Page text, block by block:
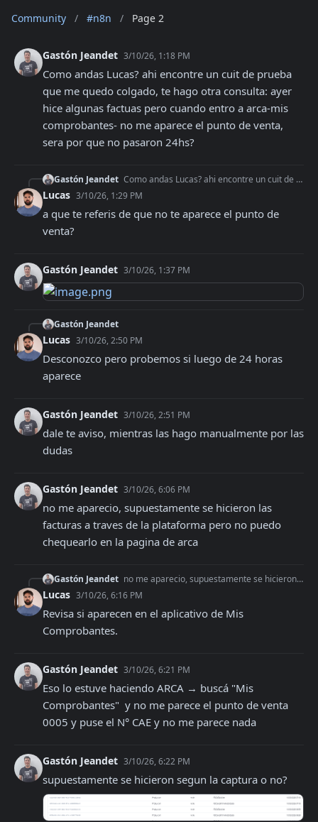
Community / #n8n / Page 2
Gastón Jeandet 3/10/26, 1:18 PM
Como andas Lucas? ahi encontre un cuit de prueba
que me quedo colgado, te hago otra consulta: ayer
hice algunas factuas pero cuando entro a arca-mis
comprobantes- no me aparece el punto de venta,
sera por que no pasaron 24hs?
Gastón Jeandet Como andas Lucas? ahi encontre un cuit de prueba que me quedo colgado, te hago otra consulta: ayer hice algunas factuas pero cuando entro a arca-mis comprobante
Lucas 3/10/26, 1:29 PM
a que te referis de que no te aparece el punto de
venta?
Gastón Jeandet 3/10/26, 1:37 PM
Gastón Jeandet
Lucas 3/10/26, 2:50 PM
Desconozco pero probemos si luego de 24 horas
aparece
Gastón Jeandet 3/10/26, 2:51 PM
dale te aviso, mientras las hago manualmente por las
dudas
Gastón Jeandet 3/10/26, 6:06 PM
no me aparecio, supuestamente se hicieron las
facturas a traves de la plataforma pero no puedo
chequearlo en la pagina de arca
Gastón Jeandet no me aparecio, supuestamente se hicieron las facturas a traves de la plataforma pero no puedo chequearlo en la pagina de arca
Lucas 3/10/26, 6:16 PM
Revisa si aparecen en el aplicativo de Mis
Comprobantes.
Gastón Jeandet 3/10/26, 6:21 PM
Eso lo estuve haciendo ARCA → buscá "Mis
Comprobantes"  y no me parece el punto de venta
0005 y puse el N° CAE y no me parece nada
Gastón Jeandet 3/10/26, 6:22 PM
supuestamente se hicieron segun la captura o no?